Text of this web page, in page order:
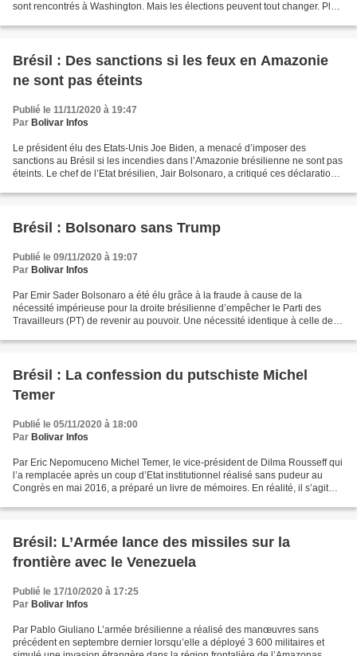
sont rencontrés à Washington. Mais les élections peuvent tout changer. Plus
Brésil : Des sanctions si les feux en Amazonie
ne sont pas éteints
Publié le 11/11/2020 à 19:47
Par Bolivar Infos
Le président élu des Etats-Unis Joe Biden, a menacé d’imposer des
sanctions au Brésil si les incendies dans l’Amazonie brésilienne ne sont pas
éteints. Le chef de l’Etat brésilien, Jair Bolsonaro, a critiqué ces déclarations
Brésil : Bolsonaro sans Trump
Publié le 09/11/2020 à 19:07
Par Bolivar Infos
Par Emir Sader Bolsonaro a été élu grâce à la fraude à cause de la
nécessité impérieuse pour la droite brésilienne d’empêcher le Parti des
Travailleurs (PT) de revenir au pouvoir. Une nécessité identique à celle de la
Brésil : La confession du putschiste Michel
Temer
Publié le 05/11/2020 à 18:00
Par Bolivar Infos
Par Eric Nepomuceno Michel Temer, le vice-président de Dilma Rousseff qui
l’a remplacée après un coup d’Etat institutionnel réalisé sans pudeur au
Congrès en mai 2016, a préparé un livre de mémoires. En réalité, il s’agit
Brésil: L’Armée lance des missiles sur la
frontière avec le Venezuela
Publié le 17/10/2020 à 17:25
Par Bolivar Infos
Par Pablo Giuliano L’armée brésilienne a réalisé des manœuvres sans
précédent en septembre dernier lorsqu’elle a déployé 3 600 militaires et